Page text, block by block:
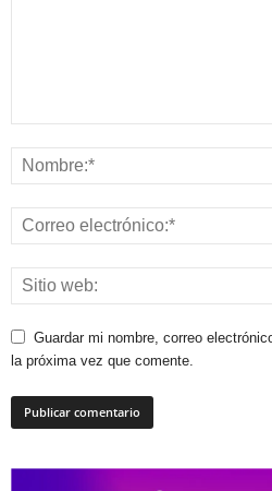
Guardar mi nombre, correo
la próxima vez que comente.